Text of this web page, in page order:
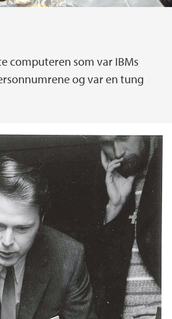
computeren som var IBMs
og var en tung